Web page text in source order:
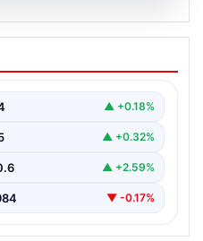
İle Çevrim içi
Ve Sohbet
bir tarzda bağlantı▲ +0.18%
▲ +0.32%
▲ +2.59%
▼ -0.17%